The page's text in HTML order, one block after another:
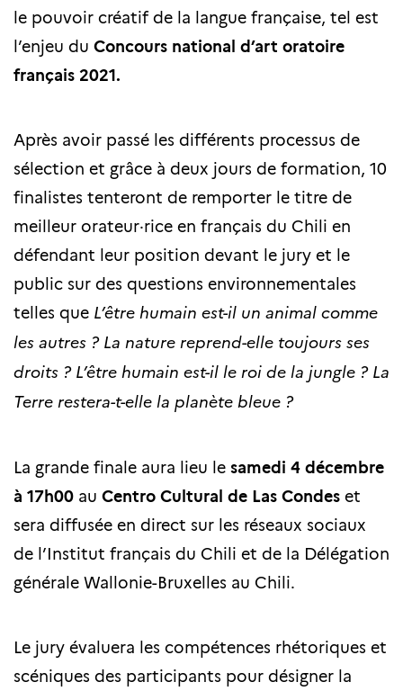
le pouvoir créatif de la langue française, tel est
l’enjeu du Concours national d’art oratoire
français 2021.
Après avoir passé les différents processus de
sélection et grâce à deux jours de formation, 10
finalistes tenteront de remporter le titre de
meilleur orateur·rice en français du Chili en
défendant leur position devant le jury et le
public sur des questions environnementales
telles que L’être humain est-il un animal comme
les autres ? La nature reprend-elle toujours ses
droits ? L’être humain est-il le roi de la jungle ? La
Terre restera-t-elle la planète bleue ?
La grande finale aura lieu le samedi 4 décembre
à 17h00 au Centro Cultural de Las Condes et
sera diffusée en direct sur les réseaux sociaux
de l’Institut français du Chili et de la Délégation
générale Wallonie-Bruxelles au Chili.
Le jury évaluera les compétences rhétoriques et
scéniques des participants pour désigner la